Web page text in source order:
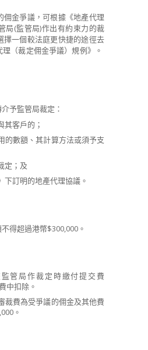
金爭議，可根據《地產代理
局(監管局)作出有約束力的裁
擇一個較法庭更快捷的途徑去
（裁定佣金爭議）規例》。
予監管局裁定：
其客戶的；
的數額、其計算方法或須予支
定；及
訂明的地產代理協議。
得超過港幣$300,000。
管局作裁定時繳付提交費
中扣除。
裁費為受爭議的佣金及其他費
。